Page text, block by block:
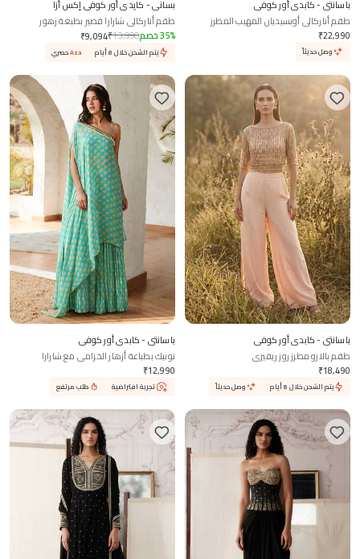
باسانتي - كابدي أور كوفي
طقم أناركالي أوبسيديان المهيب المطرز
₹22,990
وصل حديثاً
بساني - كاپدي أور كوفي إكس أزا
طقم أناركالي شارارا قصير بطبعة زهور
₹9,094₹13,990 35% خصم
يتم الشحن خلال 8 أيام Azaحصري
باسانتي - كابدي أور كوفي
طقم بالازو مطرز روز ريفيري
₹18,490
يتم الشحن خلال 8 أيام وصل حديثاً
باسانتي - كابدي أور كوفي
تونيك بطباعة أزهار الخزامى مع شارارا
₹12,990
تجربة افتراضية طلب مرتفع